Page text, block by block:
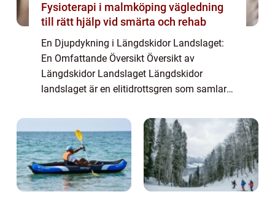
Fysioterapi i malmköping vägledning
till rätt hjälp vid smärta och rehab
En Djupdykning i Längdskidor Landslaget:
En Omfattande Översikt Översikt av
Längdskidor Landslaget Längdskidor
landslaget är en elitidrottsgren som samlar
Dessa atleter representerar sina nationer i
internation...